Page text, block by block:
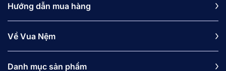
Hướng dẫn mua hàng
Về Vua Nệm
Danh mục sản phẩm